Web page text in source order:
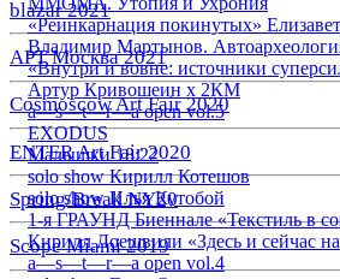
blazar 2021
АРТ Москва 2021
Cosmoscow Art Fair 2020
ENTER Art Fair 2020
Spring/Break NY20
Scope Miami 2019
«Реинкарнация покинутых»
Владимир Мартынов.
«Внутри и вовне: источники
Артур Кривошеин х 2КМ
a—s—t—r—a open vol.5
EXODUS
Малышки 18:22
solo show Кирилл Котешов
solo show Илья Кутобой
1-я ГРАУНД Биеннале «Текстиль в
Кирилл Доешвили «Здесь и сейчас
a—s—t—r—a open vol.4